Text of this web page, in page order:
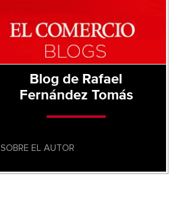
Blog de Rafael
Fernández Tomás
SOBRE EL AUTOR